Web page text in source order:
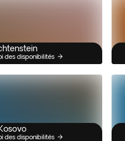
des disponibilités
Kosovo
des disponibilités